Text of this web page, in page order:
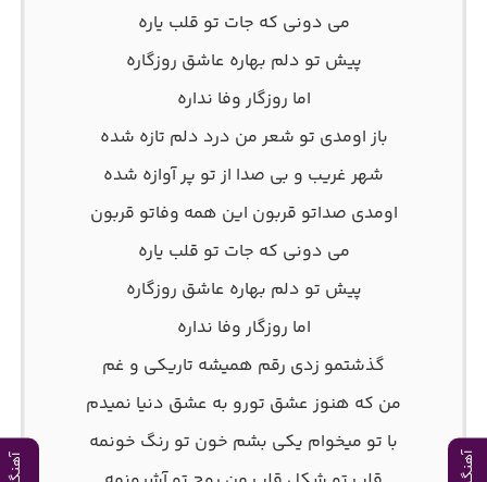
می دونی که جات تو قلب یاره
پیش تو دلم بهاره عاشق روزگاره
اما روزگار وفا نداره
باز اومدی تو شعر من درد دلم تازه شده
شهر غریب و بی صدا از تو پر آوازه شده
اومدی صداتو قربون این همه وفاتو قربون
می دونی که جات تو قلب یاره
پیش تو دلم بهاره عاشق روزگاره
اما روزگار وفا نداره
گذشتمو زدی رقم همیشه تاریکی و غم
من که هنوز عشق تورو به عشق دنیا نمیدم
با تو میخوام یکی بشم خون تو رنگ خونمه